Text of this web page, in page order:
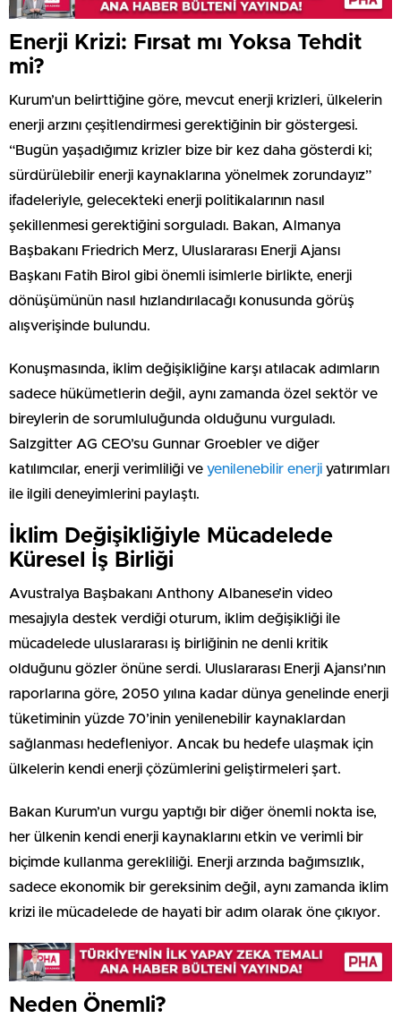
Enerji Krizi: Fırsat mı Yoksa Tehdit
mi?
Kurum’un belirttiğine göre, mevcut enerji krizleri, ülkelerin
enerji arzını çeşitlendirmesi gerektiğinin bir göstergesi.
“Bugün yaşadığımız krizler bize bir kez daha gösterdi ki;
sürdürülebilir enerji kaynaklarına yönelmek zorundayız”
ifadeleriyle, gelecekteki enerji politikalarının nasıl
şekillenmesi gerektiğini sorguladı. Bakan, Almanya
Başbakanı Friedrich Merz, Uluslararası Enerji Ajansı
Başkanı Fatih Birol gibi önemli isimlerle birlikte, enerji
dönüşümünün nasıl hızlandırılacağı konusunda görüş
alışverişinde bulundu.
Konuşmasında, iklim değişikliğine karşı atılacak adımların
sadece hükümetlerin değil, aynı zamanda özel sektör ve
bireylerin de sorumluluğunda olduğunu vurguladı.
Salzgitter AG CEO’su Gunnar Groebler ve diğer
katılımcılar, enerji verimliliği ve yenilenebilir enerji yatırımları
ile ilgili deneyimlerini paylaştı.
İklim Değişikliğiyle Mücadelede
Küresel İş Birliği
Avustralya Başbakanı Anthony Albanese’in video
mesajıyla destek verdiği oturum, iklim değişikliği ile
mücadelede uluslararası iş birliğinin ne denli kritik
olduğunu gözler önüne serdi. Uluslararası Enerji Ajansı’nın
raporlarına göre, 2050 yılına kadar dünya genelinde enerji
tüketiminin yüzde 70’inin yenilenebilir kaynaklardan
sağlanması hedefleniyor. Ancak bu hedefe ulaşmak için
ülkelerin kendi enerji çözümlerini geliştirmeleri şart.
Bakan Kurum’un vurgu yaptığı bir diğer önemli nokta ise,
her ülkenin kendi enerji kaynaklarını etkin ve verimli bir
biçimde kullanma gerekliliği. Enerji arzında bağımsızlık,
sadece ekonomik bir gereksinim değil, aynı zamanda iklim
krizi ile mücadelede de hayati bir adım olarak öne çıkıyor.
Neden Önemli?